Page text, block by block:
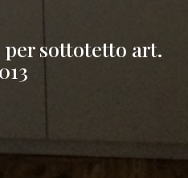
sottotetto art.